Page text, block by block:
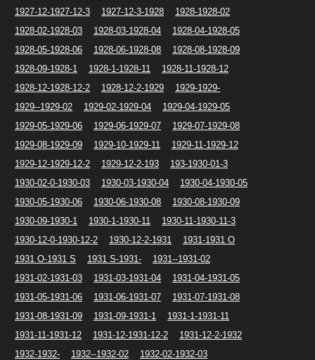
1927-12-1927-12-3 1927-12-3-1928
1928-1928-02
1928-02-1928-03
1928-03-1928-04
1928-04-1928-05
1928-05-1928-06
1928-06-1928-08
1928-08-1928-09
1928-09-1928-1
1928-1-1928-11
1928-11-1928-12
1928-12-1928-12-2
1928-12-2-1929
1929-1929-
1929--1929-02
1929-02-1929-04
1929-04-1929-05
1929-05-1929-06
1929-06-1929-07
1929-07-1929-08
1929-08-1929-09
1929-10-1929-11
1929-11-1929-12
1929-12-1929-12-2
1929-12-2-193
193-1930-01-3
1930-02-0-1930-03
1930-03-1930-04
1930-04-1930-05
1930-05-1930-06
1930-06-1930-08
1930-08-1930-09
1930-09-1930-1
1930-1-1930-11
1930-11-1930-11-3
1930-12-0-1930-12-2
1930-12-2-1931
1931-1931 O
1931 O-1931 S
1931 S-1931-
1931--1931-02
1931-02-1931-03
1931-03-1931-04
1931-04-1931-05
1931-05-1931-06
1931-06-1931-07
1931-07-1931-08
1931-08-1931-09
1931-09-1931-1
1931-1-1931-11
1931-11-1931-12
1931-12-1931-12-2
1931-12-2-1932
1932-1932-
1932--1932-02
1932-02-1932-03